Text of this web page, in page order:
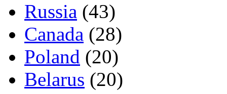
Russia (43)
Canada (28)
Poland (20)
Belarus (20)